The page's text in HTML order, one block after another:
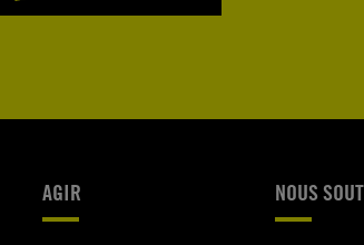
AGIR NOUS